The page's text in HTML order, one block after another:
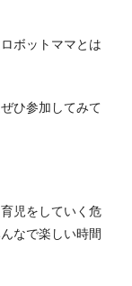
ボットママとは
ひ参加してみて
児をしていく危
なで楽しい時間